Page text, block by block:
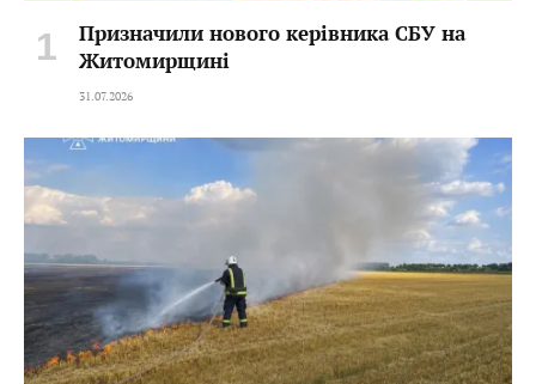
Призначили нового керівника СБУ на
Житомирщині
31.07.2026